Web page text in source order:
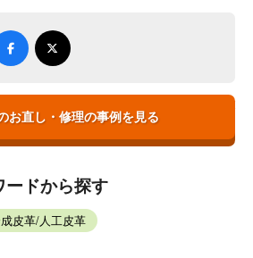
お直し・修理の事例を見る
ドから探す
皮革/人工皮革